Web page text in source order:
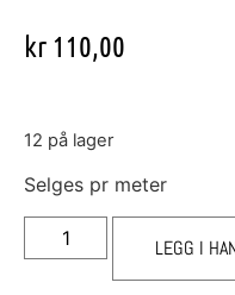
kr 110,00
12 på lager
Selges pr meter
LEGG I